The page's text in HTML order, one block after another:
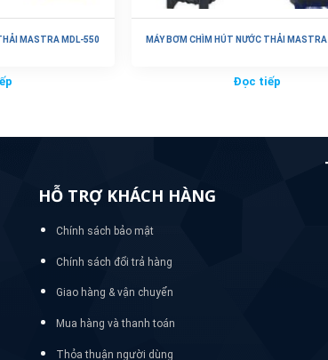
MASTRA MDL-550 MÁY BƠM CHÌM HÚT NƯỚC THẢI
Đọc tiếp
HỖ TRỢ KHÁCH HÀNG
Chính sách bảo mật
Chính sách đổi trả hàng
Giao hàng & vận chuyển
Mua hàng và thanh toán
Thỏa thuận người dùng